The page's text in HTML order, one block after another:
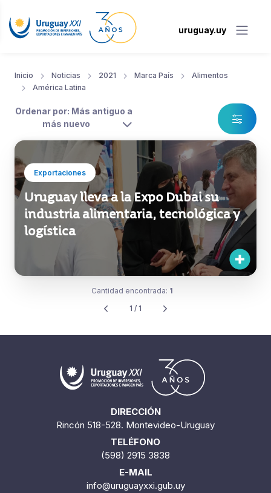
uruguay.uy
Inicio Noticias 2021 Marca País
Alimentos
América Latina
Ordenar por: Más antiguo a
más nuevo
Exportaciones
Uruguay lleva a la Expo Dubai su
industria alimentaria, tecnológica y
logística
Cantidad encontrada: 1
1 / 1
DIRECCIÓN
Rincón 518-528. Montevideo-Uruguay
TELÉFONO
(598) 2915 3838
E-MAIL
info@uruguayxxi.gub.uy